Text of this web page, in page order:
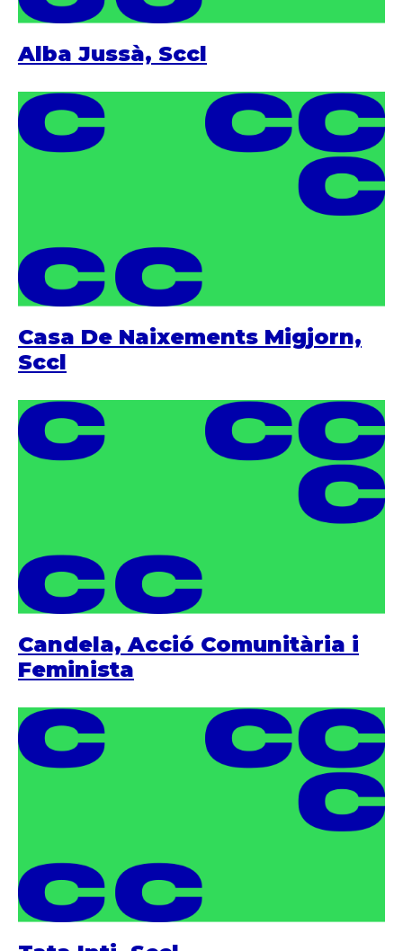
Alba Jussà, Sccl
Casa De Naixements Migjorn,
Sccl
Candela, Acció Comunitària i
Feminista